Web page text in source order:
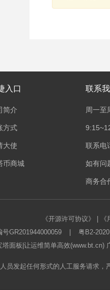
入口
简介
方式
大使
币商城
联系
周一至
联系电
如有问
商务合
《开源许可协议》
GR201944000059
粤B2-
塔面板 |让运维简单高效
员发起任何形式的人工服务请求，